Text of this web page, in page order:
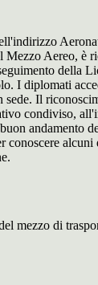
Mezzo Aereo, è
della
I diplomati
sede. Il
condiviso,
andamento
conoscere alcuni
mezzo di